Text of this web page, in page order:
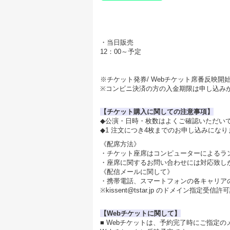
・当日販売
12：00～予定
※チケット発券/ Webチケット席番反映開
※コンビニ決済の方の入金期限は申し込み
【チケット購入に関しての注意事項】
◆公演・日時・枚数はよくご確認いただい
◆1 注文につき4枚までのお申し込みになり
《配席方法》
・チケット座席はコンピューターによる
・座席に関するお問い合わせには対応致
《配信メールに関して》
・携帯電話、スマートフォンの各キャリ
※kissent@tstar.jp のドメイン指定受信許
【Webチケットに関して】
■ Webチケットは、予約完了時にご指定